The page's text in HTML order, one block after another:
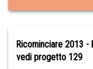
Ricominciare 2013
vedi progetto 129